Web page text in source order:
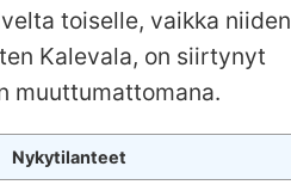
toiselle, vaikka niiden
Kalevala, on siirtynyt
muuttumattomana.
Nykytilanteet